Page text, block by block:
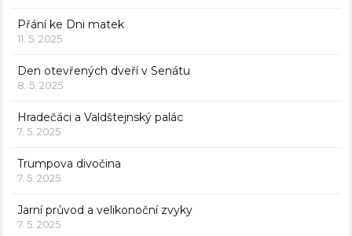
Přání ke Dni matek
11. 5. 2025
Den otevřených dveří v Senátu
8. 5. 2025
Hradečáci a Valdštejnský palác
7. 5. 2025
Trumpova divočina
7. 5. 2025
Jarní průvod a velikonoční zvyky
7. 5. 2025